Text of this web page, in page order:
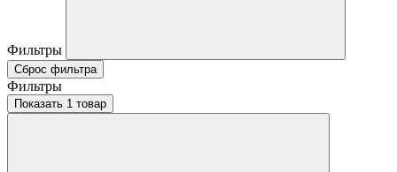
Фильтры
Сброс фильтра
Фильтры
Показать 1 товар